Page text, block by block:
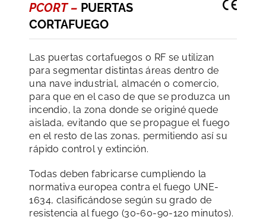
PCORT – PUERTAS
CORTAFUEGO
Las puertas cortafuegos o RF se utilizan
para segmentar distintas áreas dentro de
una nave industrial, almacén o comercio,
para que en el caso de que se produzca un
incendio, la zona donde se originé quede
aislada, evitando que se propague el fuego
en el resto de las zonas, permitiendo así su
rápido control y extinción.
Todas deben fabricarse cumpliendo la
normativa europea contra el fuego UNE-
1634, clasificándose según su grado de
resistencia al fuego (30-60-90-120 minutos).